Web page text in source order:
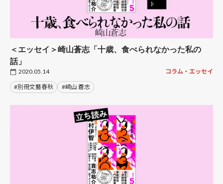
＜エッセイ＞崎山蒼志「十歳、食べられなかった私の
話」
2020.05.14 コラム・エッセイ
#別冊文藝春秋 #崎山 蒼志